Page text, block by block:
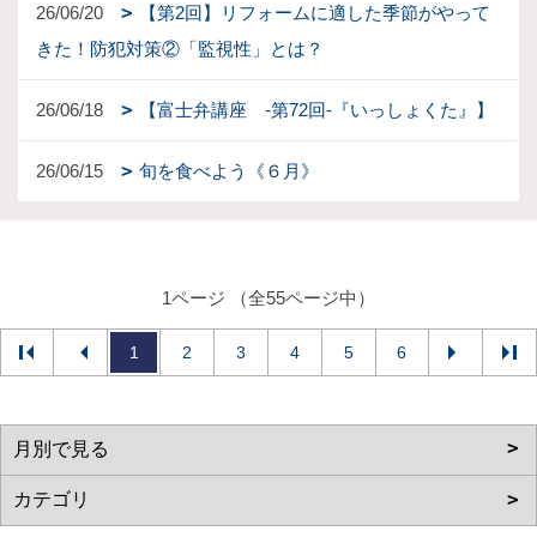
26/06/20
【第2回】リフォームに適した季節がやって
きた！防犯対策②「監視性」とは？
26/06/18 【富士弁講座 -第72回-『いっしょくた』】
26/06/15 旬を食べよう《６月》
1ページ （全55ページ中）
1 2 3 4 5 6